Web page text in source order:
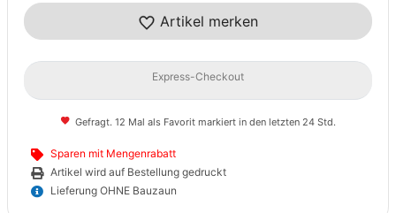
Artikel merken
Express-Checkout
Gefragt. 12 Mal als Favorit markiert in den letzten 24 Std.
Sparen mit Mengenrabatt
Artikel wird auf Bestellung gedruckt
Lieferung OHNE Bauzaun